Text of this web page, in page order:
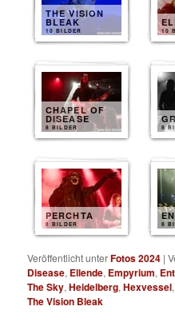
THE VISION
BLEAK
10 BILDER 10
CHAPEL OF
DISEASE
8 BILDER 8
PERCHTA
8 BILDER 8
Veröffentlicht unterFotos 2024 |
Disease, Ellende, Empyrium,
The Sky,Heidelberg,Hexvessel
The Vision Bleak